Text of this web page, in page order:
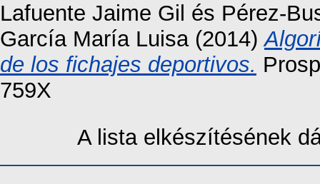
Lafuente Jaime Gil és Pérez-
García María Luisa(2014)
de los fichajes deportivos.
759X
A lista elkészítésének